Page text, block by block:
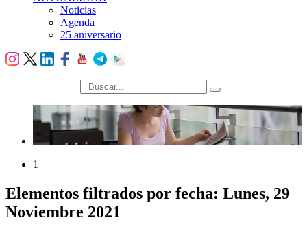
Noticias
Agenda
25 aniversario
búsqueda
1
Elementos filtrados por fecha: Lunes, 29
Noviembre 2021